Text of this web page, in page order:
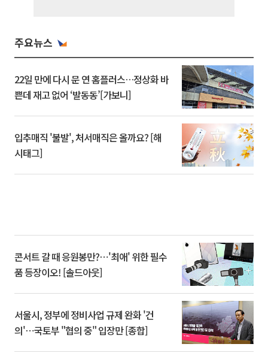
주요뉴스
22일 만에 다시 문 연 홈플러스…정상화 바
쁜데 재고 없어 ‘발동동’[가보니]
입추매직 '불발', 처서매직은 올까요? [해
시태그]
콘서트 갈 때 응원봉만?⋯'최애' 위한 필수
품 등장이오! [솔드아웃]
서울시, 정부에 정비사업 규제 완화 '건
의'⋯국토부 "협의 중" 입장만 [종합]